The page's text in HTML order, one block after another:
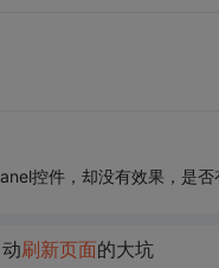
控件，却没有效果，是否
刷新页面的大坑